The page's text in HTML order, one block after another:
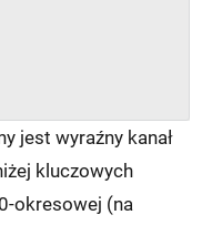
jest wyraźny kanał
kluczowych
okresowej (na